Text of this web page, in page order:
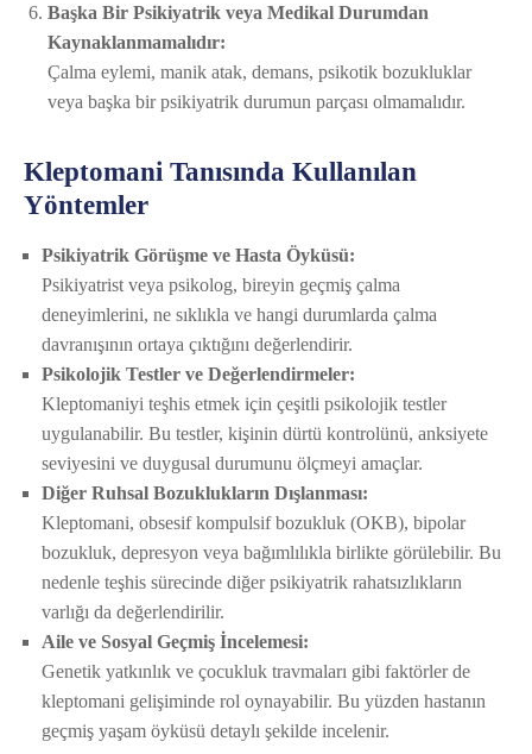
Başka Bir Psikiyatrik veya Medikal Durumdan
Kaynaklanmamalıdır:
Çalma eylemi, manik atak, demans, psikotik bozukluklar
veya başka bir psikiyatrik durumun parçası olmamalıdır.
Kleptomani Tanısında Kullanılan
Yöntemler
Psikiyatrik Görüşme ve Hasta Öyküsü:
Psikiyatrist veya psikolog, bireyin geçmiş çalma
deneyimlerini, ne sıklıkla ve hangi durumlarda çalma
davranışının ortaya çıktığını değerlendirir.
Psikolojik Testler ve Değerlendirmeler:
Kleptomaniyi teşhis etmek için çeşitli psikolojik testler
uygulanabilir. Bu testler, kişinin dürtü kontrolünü, anksiyete
seviyesini ve duygusal durumunu ölçmeyi amaçlar.
Diğer Ruhsal Bozuklukların Dışlanması:
Kleptomani, obsesif kompulsif bozukluk (OKB), bipolar
bozukluk, depresyon veya bağımlılıkla birlikte görülebilir. Bu
nedenle teşhis sürecinde diğer psikiyatrik rahatsızlıkların
varlığı da değerlendirilir.
Aile ve Sosyal Geçmiş İncelemesi:
Genetik yatkınlık ve çocukluk travmaları gibi faktörler de
kleptomani gelişiminde rol oynayabilir. Bu yüzden hastanın
geçmiş yaşam öyküsü detaylı şekilde incelenir.